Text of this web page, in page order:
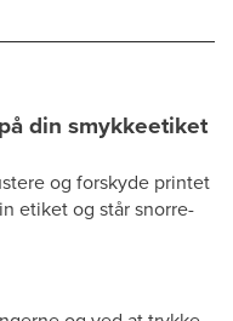
din smykkeetiket
og forskyde printet
etiket og står snorre-